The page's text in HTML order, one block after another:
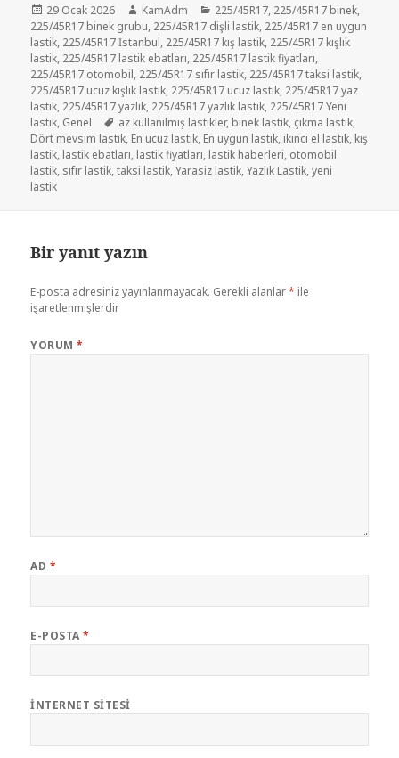
Yayın
tarihi
29 Ocak 2026 Yazar
KamAdm Kategoriler
225/45R17, 225/45R17 binek,
225/45R17 binek grubu, 225/45R17 dişli lastik, 225/45R17 en uygun
lastik, 225/45R17 İstanbul, 225/45R17 kış lastik, 225/45R17 kışlık
lastik, 225/45R17 lastik ebatları, 225/45R17 lastik fiyatları,
225/45R17 otomobil, 225/45R17 sıfır lastik, 225/45R17 taksi lastik,
225/45R17 ucuz kışlık lastik, 225/45R17 ucuz lastik, 225/45R17 yaz
lastik, 225/45R17 yazlık, 225/45R17 yazlık lastik, 225/45R17 Yeni
lastik, Genel Etiketler
az kullanılmış lastikler, binek lastik, çıkma lastik,
Dört mevsim lastik, En ucuz lastik, En uygun lastik, ikinci el lastik, kış
lastik, lastik ebatları, lastik fiyatları, lastik haberleri, otomobil
lastik, sıfır lastik,taksi lastik,Yarasiz lastik,Yazlık Lastik,yeni
lastik
Bir yanıt yazın
E-posta adresiniz yayınlanmayacak. Gerekli alanlar* ile
işaretlenmişlerdir
YORUM*
AD *
E-POSTA*
İNTERNET SITESI